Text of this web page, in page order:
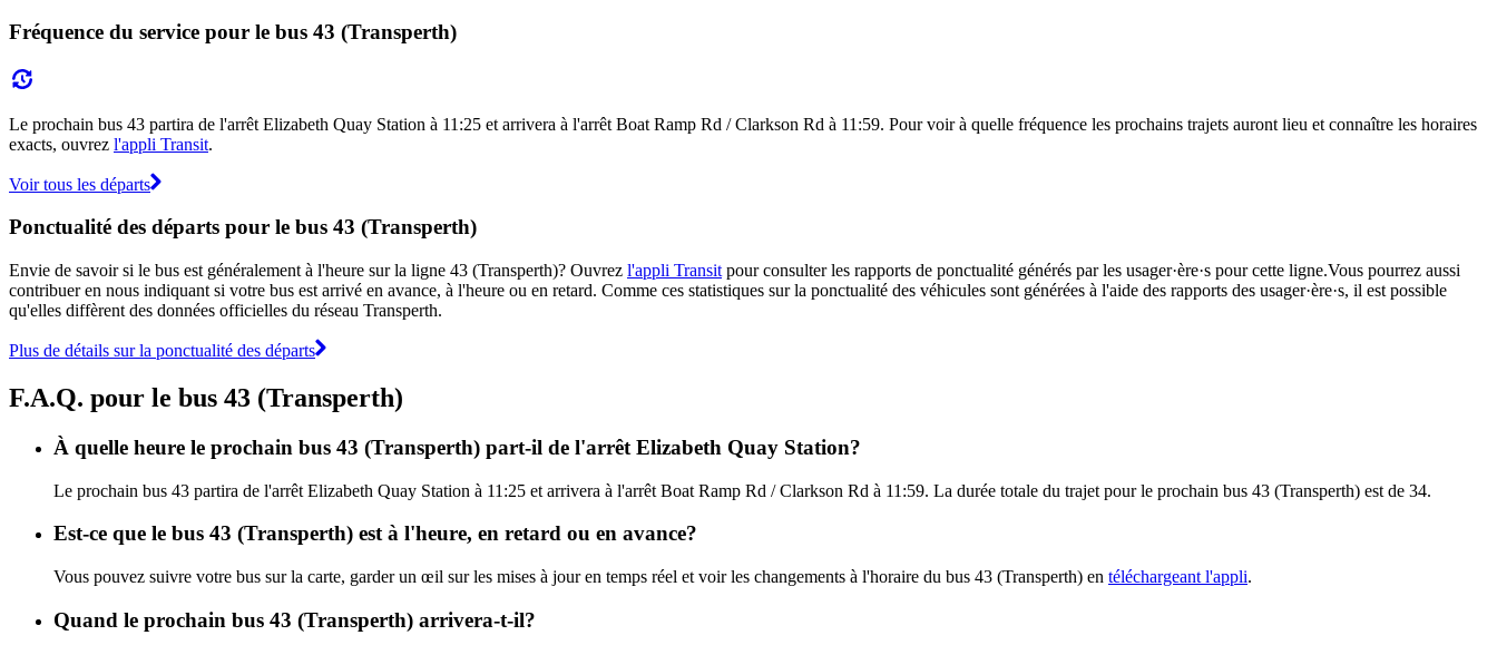
Fréquence du service pour le bus 43 (Transperth)
Le prochain bus 43 partira de l'arrêt Elizabeth Quay Station à 11:25 et arrivera à l'arrêt Boat Ramp Rd / Clarkson Rd à 11:59. Pour voir à quelle fréquence les prochains trajets auront lieu et connaître les horaires
exacts, ouvrez l'appli Transit.
Voir tous les départs
Ponctualité des départs pour le bus 43 (Transperth)
Envie de savoir si le bus est généralement à l'heure sur la ligne 43 (Transperth)? Ouvrez l'appli Transit pour consulter les rapports de ponctualité générés par les usager·ère·s pour cette ligne.Vous pourrez aussi
contribuer en nous indiquant si votre bus est arrivé en avance, à l'heure ou en retard. Comme ces statistiques sur la ponctualité des véhicules sont générées à l'aide des rapports des usager·ère·s, il est possible
qu'elles diffèrent des données officielles du réseau Transperth.
Plus de détails sur la ponctualité des départs
F.A.Q. pour le bus 43 (Transperth)
À quelle heure le prochain bus 43 (Transperth) part-il de l'arrêt Elizabeth Quay Station?
Le prochain bus 43 partira de l'arrêt Elizabeth Quay Station à 11:25 et arrivera à l'arrêt Boat Ramp Rd / Clarkson Rd à 11:59. La durée totale du trajet pour le prochain bus 43 (Transperth) est de 34.
Est-ce que le bus 43 (Transperth) est à l'heure, en retard ou en avance?
Vous pouvez suivre votre bus sur la carte, garder un œil sur les mises à jour en temps réel et voir les changements à l'horaire du bus 43 (Transperth) en téléchargeant l'appli.
Quand le prochain bus 43 (Transperth) arrivera-t-il?